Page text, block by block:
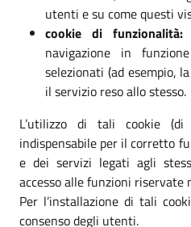
utenti e su come questi
cookie di funzionalità:
navigazione in
selezionati (ad esempio,
il servizio reso allo stesso.
L’utilizzo di tali cookie
indispensabile per il corretto
e dei servizi legati agli
accesso alle funzioni riservate
Per l’installazione di tali
consenso degli utenti.